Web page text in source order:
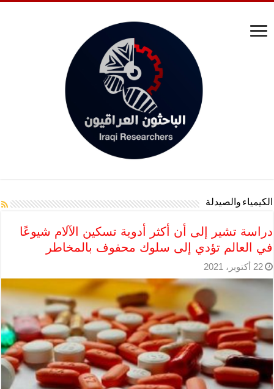
الكيمياء والصيدلة
دراسة تشير إلى أن أكثر أدوية تسكين الآلام شيوعًا
في العالم تؤدي إلى سلوك محفوف بالمخاطر
22 أكتوبر، 2021